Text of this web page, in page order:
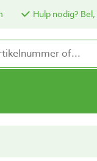
Hulp nodig?